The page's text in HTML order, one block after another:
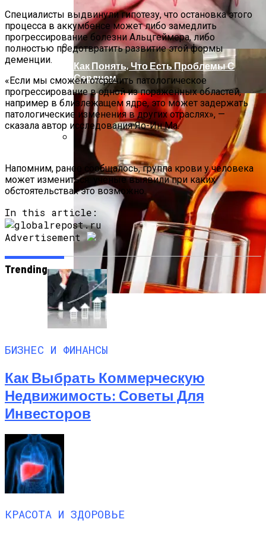
Снять Квартиру Для Отдыха: Лучшие
Регионы И Предложения
Как Понять, Что Есть Проблемы С
Сердцем
Алкоголь Может Быть Полезным: Что
Ученые Узнали О Спиртном Напитке
Специалисты выдвинули гипотезу, что остановка этого
процесса в аккумбенсе может либо замедлить
прогрессирование болезни Альцгеймера, либо
полностью предотвратить развитие этой формы
деменции.
«Если мы сможем отсрочить патологическое
прогрессирование в одной из пораженных областей,
например в близлежащем ядре, это может задержать
патологические изменения в других отраслях», —
сказала автор исследования Яо-Ин Ма.
Напомним, ранее сообщалось, группа крови у человека
может измениться: ученые выявили при каких
обстоятельствах это возможно.
In this article:
Advertisement
Trending
БИЗНЕС И ФИНАНСЫ
Как Выбрать Коммерческую
Недвижимость: Советы Для
Инвесторов
КРАСОТА И ЗДОРОВЬЕ